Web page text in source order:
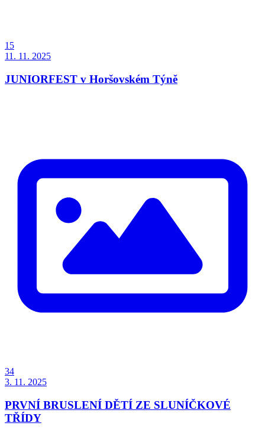
15
11. 11. 2025
JUNIORFEST v Horšovském Týně
34
3. 11. 2025
PRVNÍ BRUSLENÍ DĚTÍ ZE SLUNÍČKOVÉ
TŘÍDY